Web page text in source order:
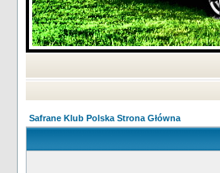
Safrane Klub Polska Strona Główna